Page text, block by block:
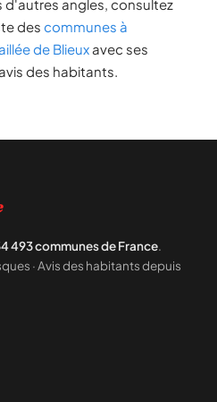
d'autres angles, consultez
des communes à
de Blieux avec ses
des habitants.
493 communes de France.
· Avis des habitants depuis